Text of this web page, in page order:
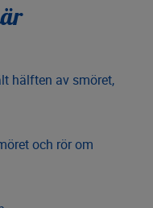
hälften av smöret,
och rör om